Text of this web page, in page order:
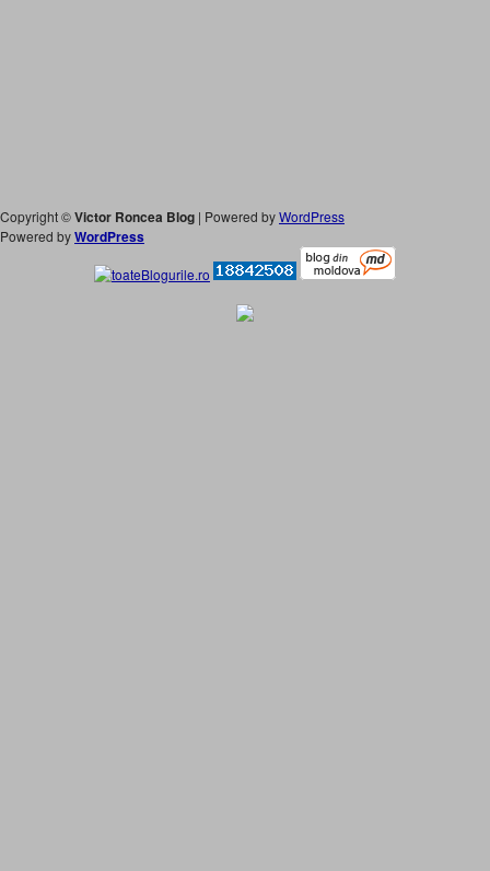
Copyright ©Victor Roncea Blog | Powered byWordPress
Powered byWordPress